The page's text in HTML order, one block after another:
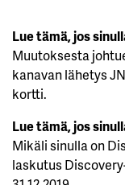
Lue tämä, jos
Muutoksesta
kanavan lähetys
kortti.
Lue tämä, jos
Mikäli sinulla on
laskutus